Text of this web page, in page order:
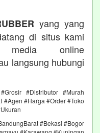
yang yang
di situs kami
online
langsung hubungi
#Distributor #Murah
#Agen #Harga #Order #Toko
#Bekasi #Bogor